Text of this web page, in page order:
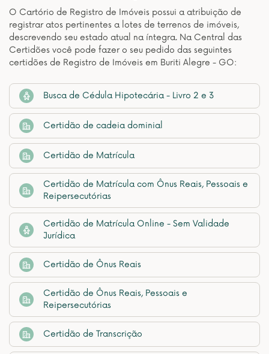
O Cartório de Registro de Imóveis possui a atribuição de
registrar atos pertinentes a lotes de terrenos de imóveis,
descrevendo seu estado atual na íntegra. Na Central das
Certidões você pode fazer o seu pedido das seguintes
certidões de Registro de Imóveis em Buriti Alegre - GO:
Busca de Cédula Hipotecária - Livro 2 e 3
Certidão de cadeia dominial
Certidão de Matrícula
Certidão de Matrícula com Ônus Reais, Pessoais e
Reipersecutórias
Certidão de Matrícula Online - Sem Validade
Jurídica
Certidão de Ônus Reais
Certidão de Ônus Reais, Pessoais e
Reipersecutórias
Certidão de Transcrição